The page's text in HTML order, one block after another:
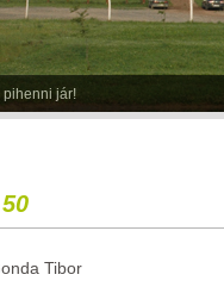
pihenni jár!
Tibor